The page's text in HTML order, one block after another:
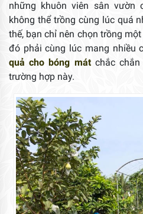
những khuôn viên sân vườn
không thể trồng cùng lúc quá
thế, bạn chỉ nên chọn trồng
đó phải cùng lúc mang nhiều
quả cho bóng mát chắc
trường hợp này.